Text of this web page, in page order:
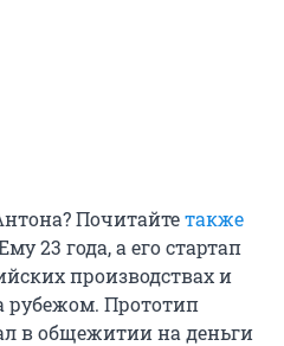
Почитайтетакже
23 года, а его стартап
производствах и
рубежом. Прототип
в общежитии на деньги